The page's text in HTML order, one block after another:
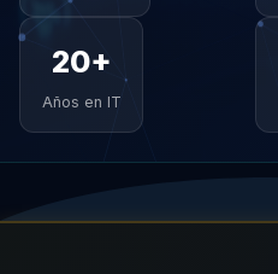
20+
Años en IT
sistemas empresariales y
telecomunicaciones